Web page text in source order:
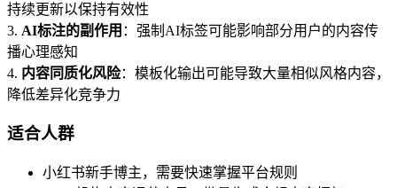
持续更新以保持有效性
3. AI标注的副作用 ：强制AI标签可能影响部分用户的内容传
播心理感知
4. 内容同质化风险：模板化输出可能导致大量相似风格内容，
降低差异化竞争力
适合人群
小红书新手博主，需要快速掌握平台规则